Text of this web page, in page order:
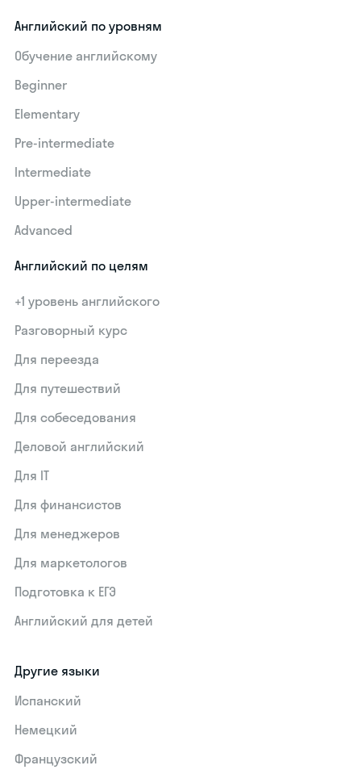
Английский по уровням
Обучение английскому
Beginner
Elementary
Pre-intermediate
Intermediate
Upper-intermediate
Advanced
Английский по целям
+1 уровень английского
Разговорный курс
Для переезда
Для путешествий
Для собеседования
Деловой английский
Для IT
Для финансистов
Для менеджеров
Для маркетологов
Подготовка к ЕГЭ
Английский для детей
Другие языки
Испанский
Немецкий
Французский